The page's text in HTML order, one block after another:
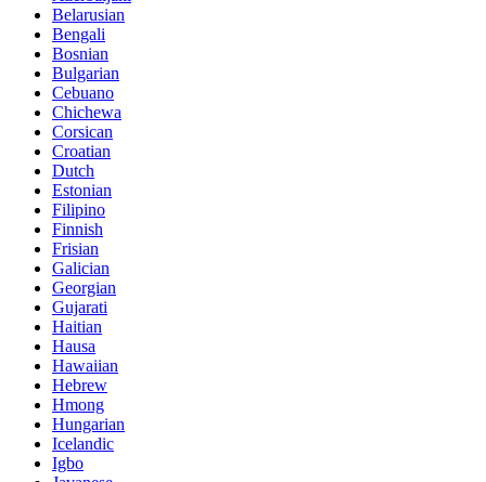
Belarusian
Bengali
Bosnian
Bulgarian
Cebuano
Chichewa
Corsican
Croatian
Dutch
Estonian
Filipino
Finnish
Frisian
Galician
Georgian
Gujarati
Haitian
Hausa
Hawaiian
Hebrew
Hmong
Hungarian
Icelandic
Igbo